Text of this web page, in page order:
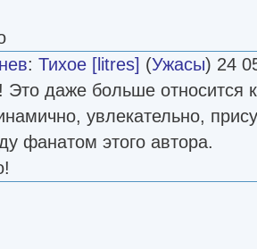
: Тихое [litres] (Ужасы) 24
Это даже больше относится
увлекательно,
фанатом этого автора.